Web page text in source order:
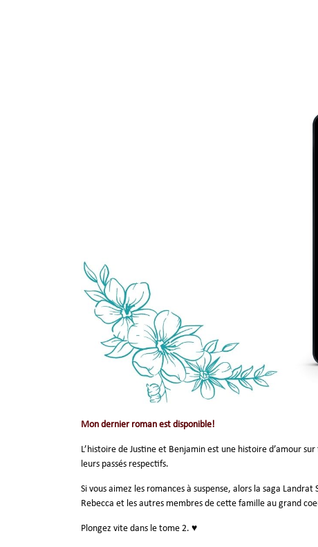
Mon dernier roman est disponible!
L’histoire de Justine et Benjamin est une histoire d’amour
leurs passés respectifs.
Si vous aimez les romances à suspense, alors la saga
Rebecca et les autres membres de cette famille au grand
Plongez vite dans le tome 2. ♥